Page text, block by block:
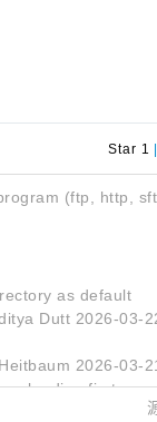
Star 1
(ftp, http,
as default
Dutt 2026-03-
2026-03-
first and
2026-02-